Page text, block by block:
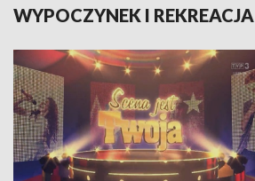
WYPOCZYNEK I REKREACJA